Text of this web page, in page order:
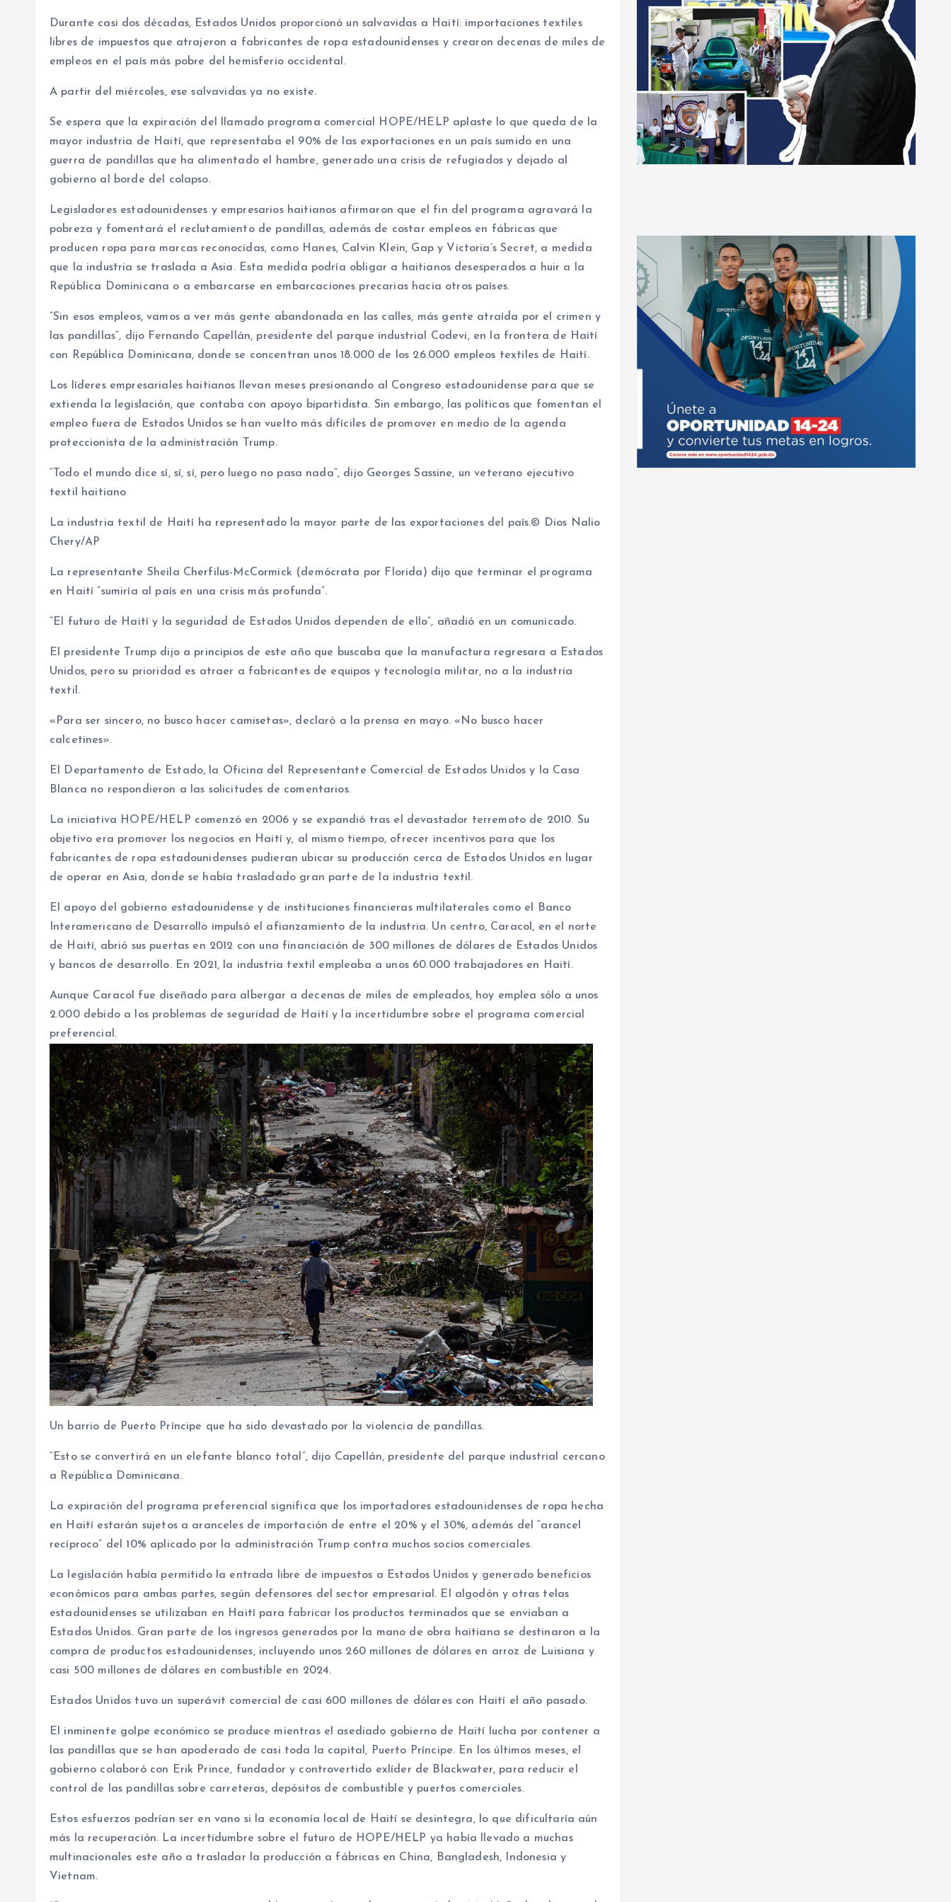
Durante casi dos décadas, Estados Unidos proporcionó un salvavidas a Haití: importaciones textiles
libres de impuestos que atrajeron a fabricantes de ropa estadounidenses y crearon decenas de miles de
empleos en el país más pobre del hemisferio occidental.
A partir del miércoles, ese salvavidas ya no existe.
Se espera que la expiración del llamado programa comercial HOPE/HELP aplaste lo que queda de la
mayor industria de Haití, que representaba el 90% de las exportaciones en un país sumido en una
guerra de pandillas que ha alimentado el hambre, generado una crisis de refugiados y dejado al
gobierno al borde del colapso.
Legisladores estadounidenses y empresarios haitianos afirmaron que el fin del programa agravará la
pobreza y fomentará el reclutamiento de pandillas, además de costar empleos en fábricas que
producen ropa para marcas reconocidas, como Hanes, Calvin Klein, Gap y Victoria’s Secret, a medida
que la industria se traslada a Asia. Esta medida podría obligar a haitianos desesperados a huir a la
República Dominicana o a embarcarse en embarcaciones precarias hacia otros países.
“Sin esos empleos, vamos a ver más gente abandonada en las calles, más gente atraída por el crimen y
las pandillas”, dijo Fernando Capellán, presidente del parque industrial Codevi, en la frontera de Haití
con República Dominicana, donde se concentran unos 18.000 de los 26.000 empleos textiles de Haití.
Los líderes empresariales haitianos llevan meses presionando al Congreso estadounidense para que se
extienda la legislación, que contaba con apoyo bipartidista. Sin embargo, las políticas que fomentan el
empleo fuera de Estados Unidos se han vuelto más difíciles de promover en medio de la agenda
proteccionista de la administración Trump.
“Todo el mundo dice sí, sí, sí, pero luego no pasa nada”, dijo Georges Sassine, un veterano ejecutivo
textil haitiano
La industria textil de Haití ha representado la mayor parte de las exportaciones del país.© Dios Nalio
Chery/AP
La representante Sheila Cherfilus-McCormick (demócrata por Florida) dijo que terminar el programa
en Haití “sumiría al país en una crisis más profunda”.
“El futuro de Haití y la seguridad de Estados Unidos dependen de ello”, añadió en un comunicado.
El presidente Trump dijo a principios de este año que buscaba que la manufactura regresara a Estados
Unidos, pero su prioridad es atraer a fabricantes de equipos y tecnología militar, no a la industria
textil.
«Para ser sincero, no busco hacer camisetas», declaró a la prensa en mayo. «No busco hacer
calcetines».
El Departamento de Estado, la Oficina del Representante Comercial de Estados Unidos y la Casa
Blanca no respondieron a las solicitudes de comentarios.
La iniciativa HOPE/HELP comenzó en 2006 y se expandió tras el devastador terremoto de 2010. Su
objetivo era promover los negocios en Haití y, al mismo tiempo, ofrecer incentivos para que los
fabricantes de ropa estadounidenses pudieran ubicar su producción cerca de Estados Unidos en lugar
de operar en Asia, donde se había trasladado gran parte de la industria textil.
El apoyo del gobierno estadounidense y de instituciones financieras multilaterales como el Banco
Interamericano de Desarrollo impulsó el afianzamiento de la industria. Un centro, Caracol, en el norte
de Haití, abrió sus puertas en 2012 con una financiación de 300 millones de dólares de Estados Unidos
y bancos de desarrollo. En 2021, la industria textil empleaba a unos 60.000 trabajadores en Haití.
Aunque Caracol fue diseñado para albergar a decenas de miles de empleados, hoy emplea sólo a unos
2.000 debido a los problemas de seguridad de Haití y la incertidumbre sobre el programa comercial
preferencial.
Un barrio de Puerto Príncipe que ha sido devastado por la violencia de pandillas.
“Esto se convertirá en un elefante blanco total”, dijo Capellán, presidente del parque industrial cercano
a República Dominicana.
La expiración del programa preferencial significa que los importadores estadounidenses de ropa hecha
en Haití estarán sujetos a aranceles de importación de entre el 20% y el 30%, además del “arancel
recíproco” del 10% aplicado por la administración Trump contra muchos socios comerciales.
La legislación había permitido la entrada libre de impuestos a Estados Unidos y generado beneficios
económicos para ambas partes, según defensores del sector empresarial. El algodón y otras telas
estadounidenses se utilizaban en Haití para fabricar los productos terminados que se enviaban a
Estados Unidos. Gran parte de los ingresos generados por la mano de obra haitiana se destinaron a la
compra de productos estadounidenses, incluyendo unos 260 millones de dólares en arroz de Luisiana y
casi 500 millones de dólares en combustible en 2024.
Estados Unidos tuvo un superávit comercial de casi 600 millones de dólares con Haití el año pasado.
El inminente golpe económico se produce mientras el asediado gobierno de Haití lucha por contener a
las pandillas que se han apoderado de casi toda la capital, Puerto Príncipe. En los últimos meses, el
gobierno colaboró ​​con Erik Prince, fundador y controvertido exlíder de Blackwater, para reducir el
control de las pandillas sobre carreteras, depósitos de combustible y puertos comerciales.
Estos esfuerzos podrían ser en vano si la economía local de Haití se desintegra, lo que dificultaría aún
más la recuperación. La incertidumbre sobre el futuro de HOPE/HELP ya había llevado a muchas
multinacionales este año a trasladar la producción a fábricas en China, Bangladesh, Indonesia y
Vietnam.